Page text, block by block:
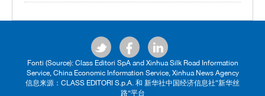
Fonti (Source): Class Editori SpA and Xinhua Silk Road Information
Service, China Economic Information Service, Xinhua News Agency
信息来源：CLASS EDITORI S.p.A. 和 新华社中国经济信息社“新华丝
路”平台